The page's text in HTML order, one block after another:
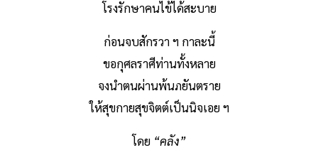
โรงรักษาคนไข้ได้สะบาย
ก่อนจบสักรวา ฯ กาละนี้
ขอกุศลราศีท่านทั้งหลาย
จงนำตนผ่านพ้นภยันตราย
ให้สุขกายสุขจิตต์เป็นนิจเอย ฯ
โดย “คลัง”